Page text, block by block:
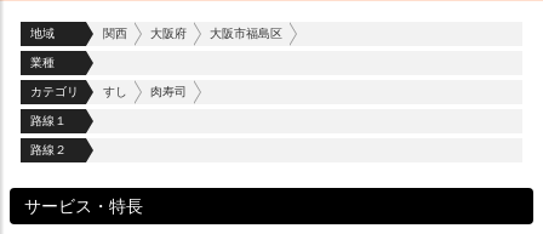
地域 関西 大阪府 大阪市福島区
業種
カテゴリ すし 肉寿司
路線１
路線２
サービス・特長